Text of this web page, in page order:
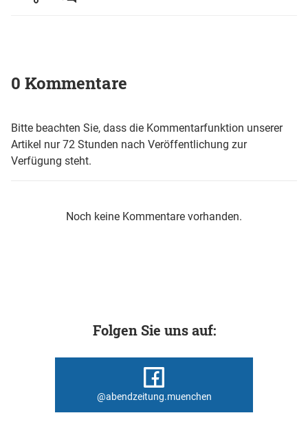
0 Kommentare
Bitte beachten Sie, dass die Kommentarfunktion unserer
Artikel nur 72 Stunden nach Veröffentlichung zur
Verfügung steht.
Noch keine Kommentare vorhanden.
Folgen Sie uns auf:
@abendzeitung.muenchen